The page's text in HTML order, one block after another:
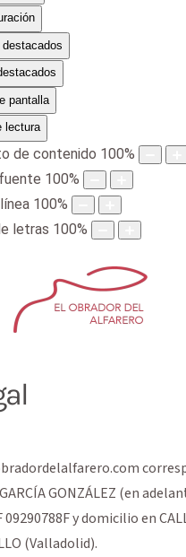
destacados
pantalla
lectura
de contenido 100%
100%
100%
letras 100%
GONZÁLEZ (en
09290788Fy domicilio en
(Valladolid).